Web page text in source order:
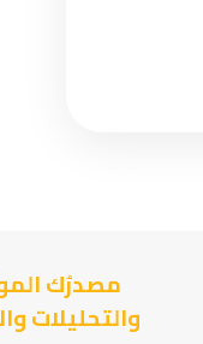
مصدرُك
والتحليلات